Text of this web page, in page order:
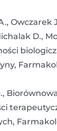
Owczarek
D.,